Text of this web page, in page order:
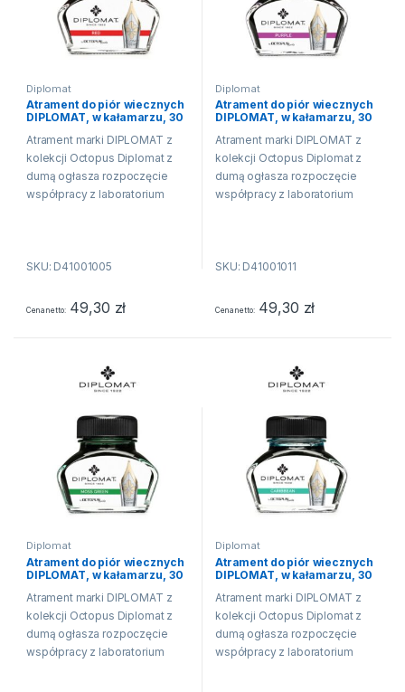
Diplomat
Atrament do piór wiecznych
DIPLOMAT, w kałamarzu, 30
Atrament marki DIPLOMAT z
kolekcji Octopus Diplomat z
dumą ogłasza rozpoczęcie
współpracy z laboratorium
atramentu jest tradycją w...
SKU: D41001005
Cena netto 49,30 zł
Diplomat
Atrament do piór wiecznych
DIPLOMAT, w kałamarzu, 30
Atrament marki DIPLOMAT z
kolekcji Octopus Diplomat z
dumą ogłasza rozpoczęcie
współpracy z laboratorium
atramentu jest tradycją w...
SKU: D41001011
Cena netto 49,30 zł
Diplomat
Atrament do piór wiecznych
DIPLOMAT, w kałamarzu, 30
Atrament marki DIPLOMAT z
kolekcji Octopus Diplomat z
dumą ogłasza rozpoczęcie
współpracy z laboratorium
Diplomat
Atrament do piór wiecznych
DIPLOMAT, w kałamarzu, 30
Atrament marki DIPLOMAT z
kolekcji Octopus Diplomat z
dumą ogłasza rozpoczęcie
współpracy z laboratorium